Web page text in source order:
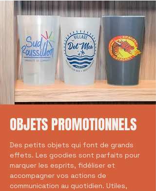
OBJETS PROMOTIONNELS
Des petits objets qui font de grands
effets. Les goodies sont parfaits pour
marquer les esprits, fidéliser et
accompagner vos actions de
communication au quotidien. Utiles,